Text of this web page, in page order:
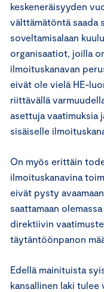
keskeneräisyyden
välttämätöntä saada
soveltamisalaan
organisaatiot, joilla
ilmoituskanavan
eivät ole vielä HE-
riittävällä
asettuja
sisäiselle
On myös erittäin
ilmoituskanavina
eivät pysty
saattamaan
direktiivin
täytäntöönpanon
Edellä mainituista
kansallinen laki